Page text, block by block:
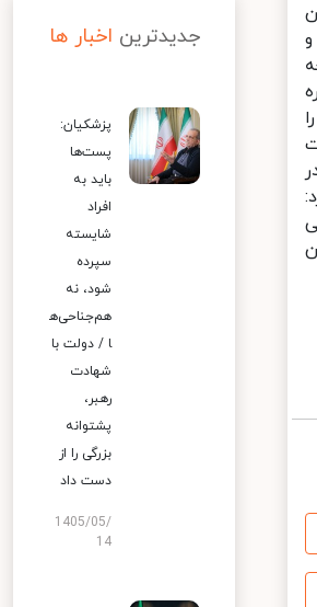
جدیدترین اخبار ها
پزشکیان:
پست‌ها
باید به
افراد
شایسته
سپرده
شود، نه
هم‌جناحی‌ه
ا / دولت با
شهادت
رهبر،
پشتوانه
بزرگی را از
دست داد
1405/05/
14